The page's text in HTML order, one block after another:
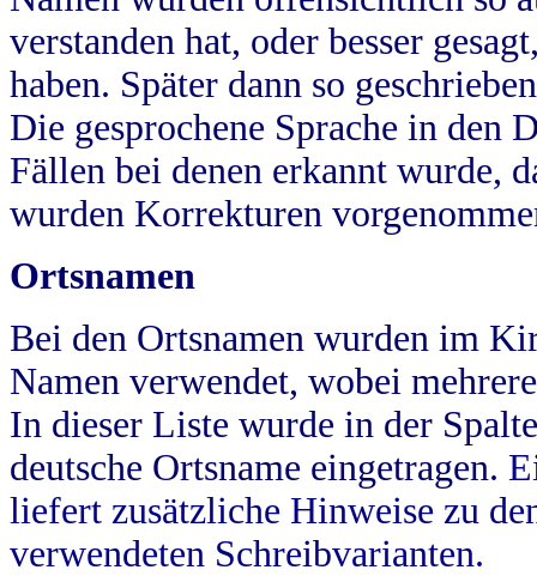
verstanden hat, oder besser
haben. Später dann so
Die gesprochene Sprache in
Fällen bei denen erkannt wurde,
wurden Korrekturen
Ortsnamen
Bei den Ortsnamen wurden im
Namen verwendet, wobei
In dieser Liste wurde in der
deutsche Ortsname eingetragen.
liefert zusätzliche Hinweise zu
verwendeten Schreibvarianten.